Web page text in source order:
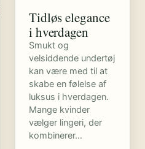
Tidløs elegance
i hverdagen
Smukt og
velsiddende undertøj
kan være med til at
skabe en følelse af
luksus i hverdagen.
Mange kvinder
vælger lingeri, der
kombinerer…